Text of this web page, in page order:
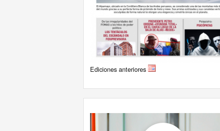
Ediciones anteriores